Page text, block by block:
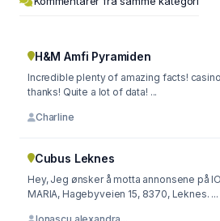
H&M Amfi Pyramiden
Incredible plenty of amazing facts!
thanks! Quite a lot of data! ...
Charline
Cubus Leknes
Hey, Jeg ønsker å motta annonsene på IONASCU ALEXANDRA
MARIA, Hagebyveien 15, 8370, Leknes. ...